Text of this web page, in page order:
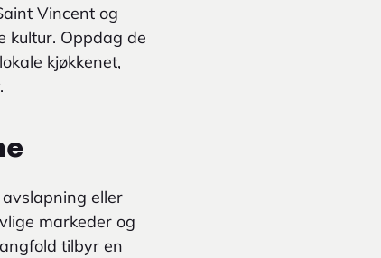
Vincent og
kultur. Oppdag de
kjøkkenet,
eller
markeder og
tilbyr en